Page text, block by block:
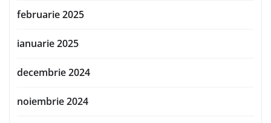
februarie 2025
ianuarie 2025
decembrie 2024
noiembrie 2024